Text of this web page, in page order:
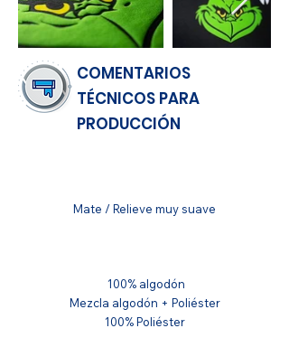
COMENTARIOS
TÉCNICOS PARA
PRODUCCIÓN
Mate / Relieve muy suave
100% algodón
Mezcla algodón + Poliéster
100% Poliéster